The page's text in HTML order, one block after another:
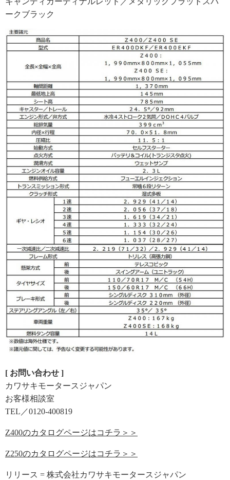
ークブラック
[ お問い合わせ ]
カワサキモータースジャパン
お客様相談室
TEL／0120-400819
Z400のカタログページはコチラ＞＞
Z250のカタログページはコチラ＞＞
リリース = 株式会社カワサキモータースジャパン